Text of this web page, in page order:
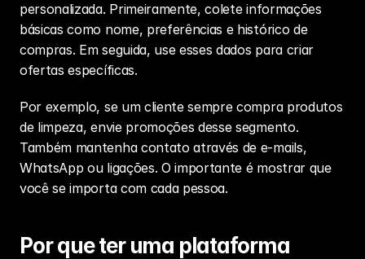
personalizada. Primeiramente, colete informações
básicas como nome, preferências e histórico de
compras. Em seguida, use esses dados para criar
ofertas específicas.
Por exemplo, se um cliente sempre compra produtos
de limpeza, envie promoções desse segmento.
Também mantenha contato através de e-mails,
WhatsApp ou ligações. O importante é mostrar que
você se importa com cada pessoa.
Por que ter uma plataforma